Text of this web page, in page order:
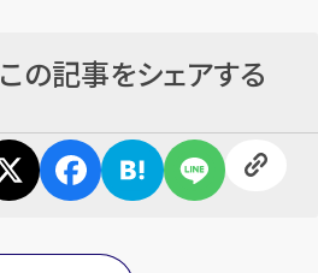
この記事をシェアする